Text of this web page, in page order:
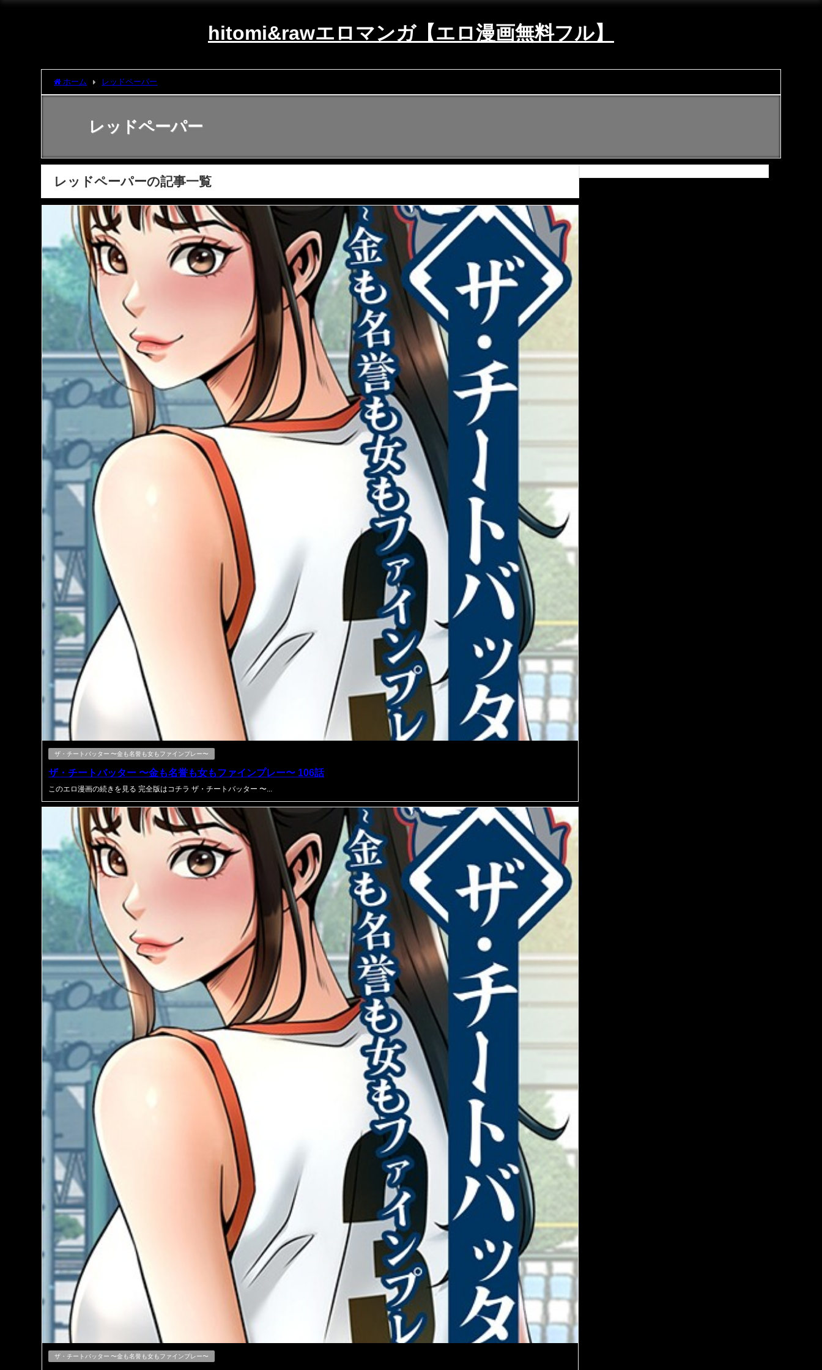
hitomi&rawエロマンガ【エロ漫画無料フル】
ホーム レッドペーパー
レッドペーパー
レッドペーパーの記事一覧
ザ・チートバッター 〜金も名誉も女もファインプレー〜
ザ・チートバッター 〜金も名誉も女もファインプレー〜 106話
このエロ漫画の続きを見る 完全版はコチラ ザ・チートバッター 〜...
ザ・チートバッター 〜金も名誉も女もファインプレー〜